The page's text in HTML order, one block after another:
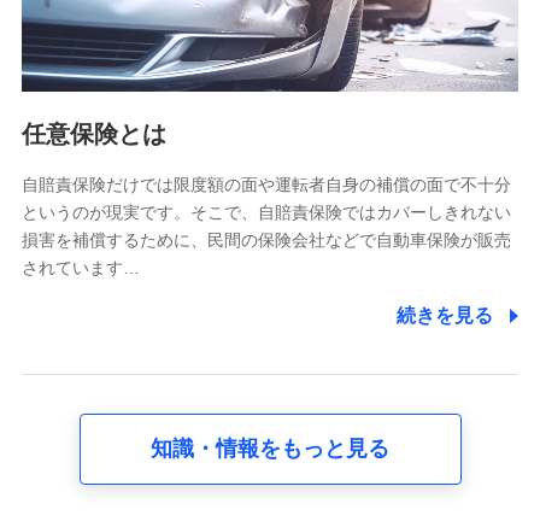
属性、連絡先、dポイントサービスのご利用に関する情
報。例として、dポイントカード番号、性別、年齢、家族
構成、住所、dポイント残高、dポイント利用履歴などが
含まれます。
当社又は株式会社NTTドコモが提供する各種サービスな
又は株式会社NTTドコモが提供する各種サービスのご契
約状態・ご利用履歴インターネット利用時の行動に関す
る情報、アプリケーション利用時の行動に関する情報、
購入されたサービスや商品の名称・購入場所・決済に関
する情報、アンケートの回答に関する情報などが含まれ
の内容、保険料、保険料のお支払方法、車のメーカーや
走行距離などの情報、建物の構造や築年数などの情報、
任意保険とは
自賠責保険だけでは限度額の面や運転者自身の補償の面で不十分
というのが現実です。そこで、自賠責保険ではカバーしきれない
損害を補償するために、民間の保険会社などで自動車保険が販売
されています…
続きを見る
知識・情報をもっと見る